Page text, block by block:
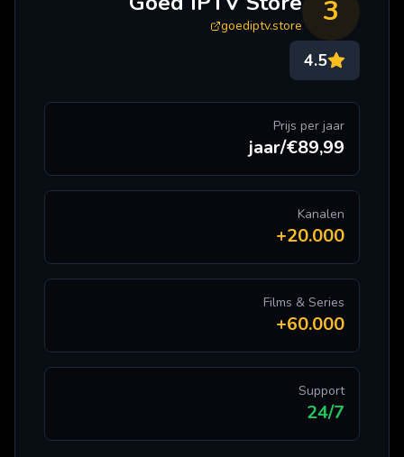
3
goediptv.store
4.5
Prijs per jaar
€89,99/jaar
Kanalen
20.000+
Films & Series
60.000+
Support
24/7